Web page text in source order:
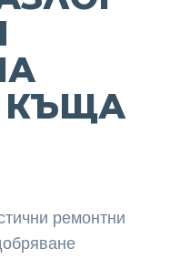
КЪЩА
ремонтни